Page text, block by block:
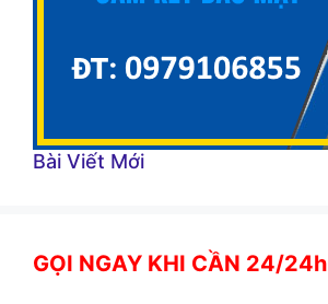
Bài Viết Mới
GỌI NGAY KHI CẦN 24/24h